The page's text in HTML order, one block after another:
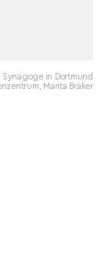
in Dortmund
Marita Bräker